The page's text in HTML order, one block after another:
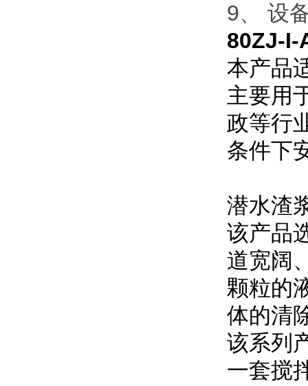
9、 设
80ZJ-I-
本产品
主要用
政等行
条件下
潜水渣
该产品
道宽阔
颗粒的
体的清
该系列
一套搅